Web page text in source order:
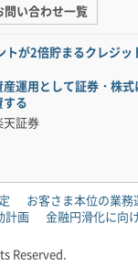
問い合わせ一覧
トが2倍貯まるクレジ
産運用として証券・株式
する
天証券
お客さま本位の業務
計画
金融円滑化に向
Reserved.